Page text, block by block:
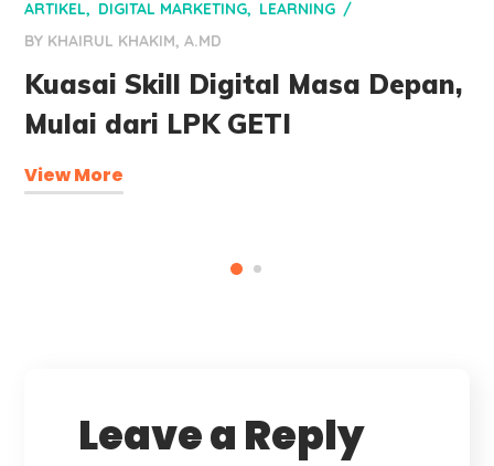
ARTIKEL DIGITAL MARKETING
LEARNING
BY KHAIRUL KHAKIM, A.MD
Kuasai Skill Digital Masa Depan,
Mulai dari LPK GETI
View More
Leave a Reply